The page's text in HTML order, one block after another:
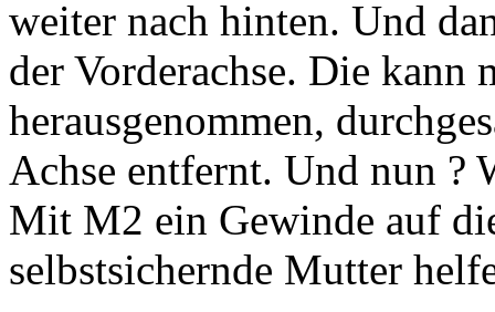
weiter nach hinten. Und
der Vorderachse. Die kann
herausgenommen,
Achse entfernt. Und nun ?
Mit M2 ein Gewinde auf
selbstsichernde Mutter